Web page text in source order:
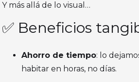
Y más allá de lo visual…
✅ Beneficios
Ahorro de tiempo: lo
habitar en horas, no días.